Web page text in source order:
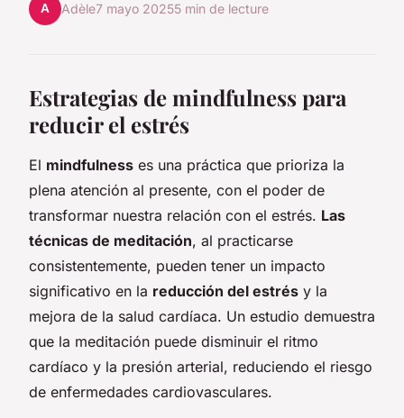
A Adèle7 mayo 20255 min de lecture
Estrategias de mindfulness para
reducir el estrés
El mindfulness es una práctica que prioriza la
plena atención al presente, con el poder de
transformar nuestra relación con el estrés. Las
técnicas de meditación, al practicarse
consistentemente, pueden tener un impacto
significativo en la reducción del estrés y la
mejora de la salud cardíaca. Un estudio demuestra
que la meditación puede disminuir el ritmo
cardíaco y la presión arterial, reduciendo el riesgo
de enfermedades cardiovasculares.